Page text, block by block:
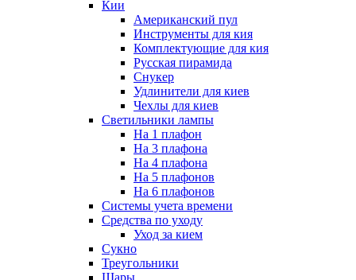
Кии
Американский пул
Инструменты для кия
Комплектующие для кия
Русская пирамида
Снукер
Удлинители для киев
Чехлы для киев
Светильники лампы
На 1 плафон
На 3 плафона
На 4 плафона
На 5 плафонов
На 6 плафонов
Системы учета времени
Средства по уходу
Уход за кием
Сукно
Треугольники
Шары